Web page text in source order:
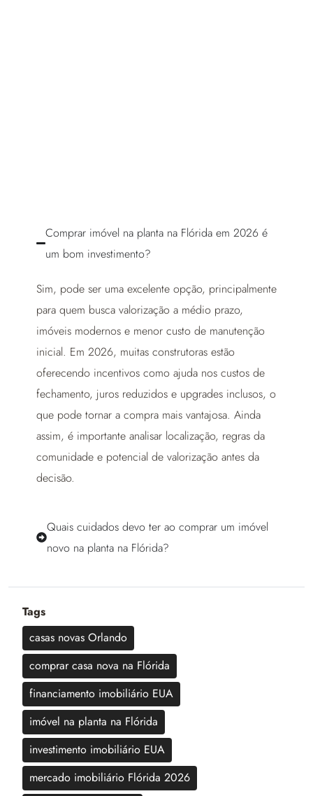
Comprar imóvel na planta na Flórida em 2026 é
um bom investimento?
Sim, pode ser uma excelente opção, principalmente
para quem busca valorização a médio prazo,
imóveis modernos e menor custo de manutenção
inicial. Em 2026, muitas construtoras estão
oferecendo incentivos como ajuda nos custos de
fechamento, juros reduzidos e upgrades inclusos, o
que pode tornar a compra mais vantajosa. Ainda
assim, é importante analisar localização, regras da
comunidade e potencial de valorização antes da
decisão.
Quais cuidados devo ter ao comprar um imóvel
novo na planta na Flórida?
Tags
casas novas Orlando
comprar casa nova na Flórida
financiamento imobiliário EUA
imóvel na planta na Flórida
investimento imobiliário EUA
mercado imobiliário Flórida 2026